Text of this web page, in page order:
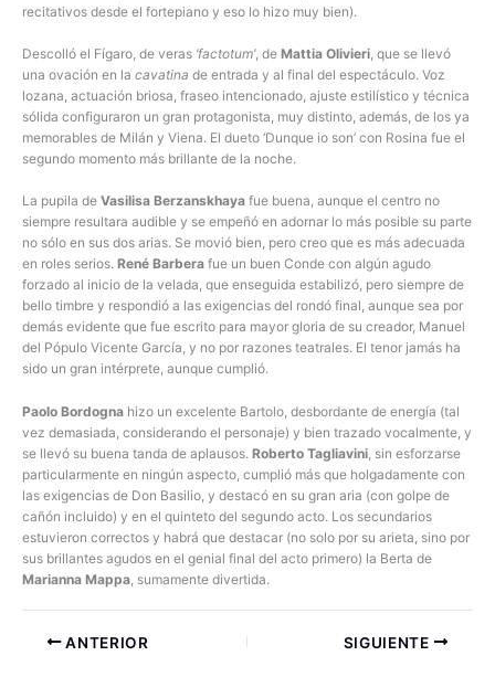
recitativos desde el fortepiano y eso lo hizo muy bien).
Descolló el Fígaro, de veras ‘factotum’, de Mattia Olivieri, que se llevó
una ovación en la cavatina de entrada y al final del espectáculo. Voz
lozana, actuación briosa, fraseo intencionado, ajuste estilístico y técnica
sólida configuraron un gran protagonista, muy distinto, además, de los ya
memorables de Milán y Viena. El dueto ‘Dunque io son’ con Rosina fue el
segundo momento más brillante de la noche.
La pupila de Vasilisa Berzanskhaya fue buena, aunque el centro no
siempre resultara audible y se empeñó en adornar lo más posible su parte
no sólo en sus dos arias. Se movió bien, pero creo que es más adecuada
en roles serios. René Barbera fue un buen Conde con algún agudo
forzado al inicio de la velada, que enseguida estabilizó, pero siempre de
bello timbre y respondió a las exigencias del rondó final, aunque sea por
demás evidente que fue escrito para mayor gloria de su creador, Manuel
del Pópulo Vicente García, y no por razones teatrales. El tenor jamás ha
sido un gran intérprete, aunque cumplió.
Paolo Bordogna hizo un excelente Bartolo, desbordante de energía (tal
vez demasiada, considerando el personaje) y bien trazado vocalmente, y
se llevó su buena tanda de aplausos. Roberto Tagliavini , sin esforzarse
particularmente en ningún aspecto, cumplió más que holgadamente con
las exigencias de Don Basilio, y destacó en su gran aria (con golpe de
cañón incluido) y en el quinteto del segundo acto. Los secundarios
estuvieron correctos y habrá que destacar (no solo por su arieta, sino por
sus brillantes agudos en el genial final del acto primero) la Berta de
Marianna Mappa , sumamente divertida.
ANTERIOR SIGUIENTE